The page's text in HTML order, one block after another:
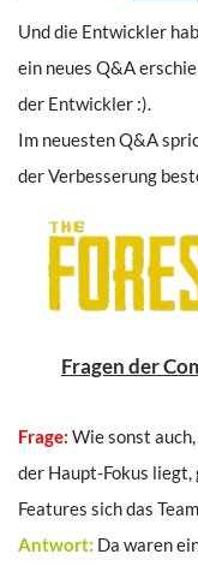
Und die Entwickler
ein neues Q&A
der Entwickler :).
Im neuesten Q&A
der Verbesserung
Fragen der
Frage: Wie sonst
der Haupt-Fokus liegt,
Features sich das
Antwort: Da waren